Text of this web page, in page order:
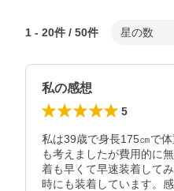
1 - 20件 / 50件 星の数
私の感想
5
私は39歳で身長175㎝で
も考えましたが費用的に
着も早くて早速装着して
時にも装着しています。